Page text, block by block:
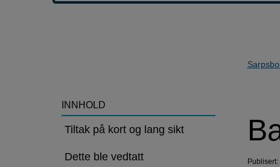
>Barnehagekapasiteten
skal
økes
INNHOLD
Tiltak på kort og lang sikt
Dette ble vedtatt